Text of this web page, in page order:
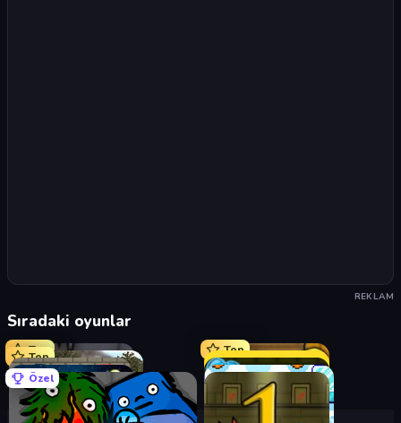
REKLAM
Sıradaki oyunlar
Top Top
Top
Özel